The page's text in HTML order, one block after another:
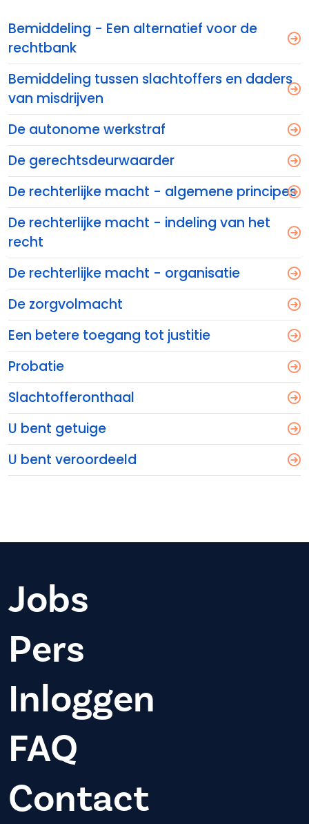
Bemiddeling - Een alternatief voor de
rechtbank
Bemiddeling tussen slachtoffers en daders
van misdrijven
De autonome werkstraf
De gerechtsdeurwaarder
De rechterlijke macht - algemene principes
De rechterlijke macht - indeling van het
recht
De rechterlijke macht - organisatie
De zorgvolmacht
Een betere toegang tot justitie
Probatie
Slachtofferonthaal
U bent getuige
U bent veroordeeld
Jobs
Pers
Inloggen
FAQ
Contact